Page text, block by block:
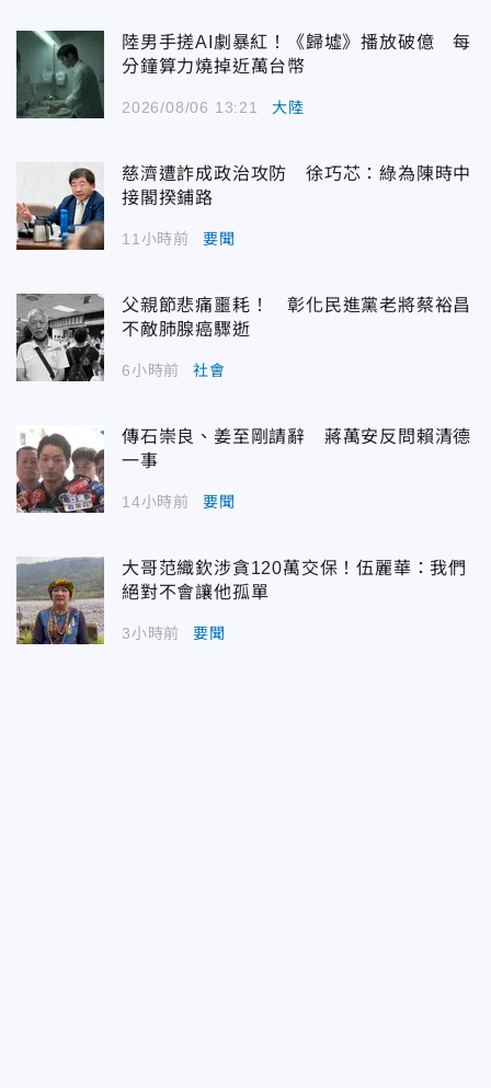
陸男手搓AI劇暴紅！《歸墟》播放破億 每
分鐘算力燒掉近萬台幣
2026/08/06 13:21 大陸
慈濟遭詐成政治攻防 徐巧芯：綠為陳時中
接閣揆鋪路
11小時前 要聞
父親節悲痛噩耗！ 彰化民進黨老將蔡裕昌
不敵肺腺癌驟逝
6小時前 社會
傳石崇良、姜至剛請辭 蔣萬安反問賴清德
一事
14小時前 要聞
大哥范織欽涉貪120萬交保！伍麗華：我們
絕對不會讓他孤單
3小時前 要聞